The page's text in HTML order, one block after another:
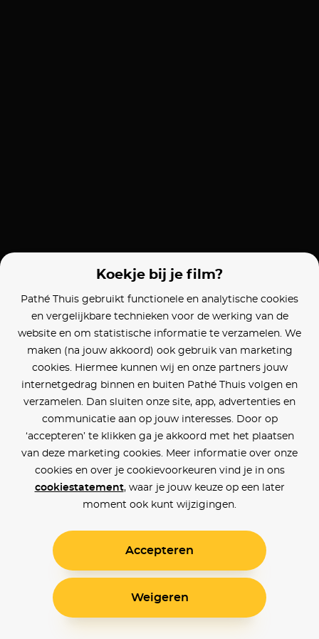
Koekje bij je film?
Pathé Thuis gebruikt functionele en analytische cookies
en vergelijkbare technieken voor de werking van de
website en om statistische informatie te verzamelen. We
maken (na jouw akkoord) ook gebruik van marketing
cookies. Hiermee kunnen wij en onze partners jouw
internetgedrag binnen en buiten Pathé Thuis volgen en
verzamelen. Dan sluiten onze site, app, advertenties en
communicatie aan op jouw interesses. Door op
‘accepteren’ te klikken ga je akkoord met het plaatsen
van deze marketing cookies. Meer informatie over onze
cookies en over je cookievoorkeuren vind je in ons
cookiestatement, waar je jouw keuze op een later
moment ook kunt wijzigingen.
Accepteren
Weigeren